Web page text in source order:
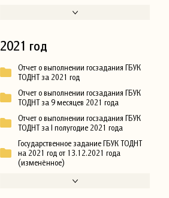
2021 год
Отчет о выполнении госзадания ГБУК
ТОДНТ за 2021 год
Отчет о выполнении госзадания ГБУК
ТОДНТ за 9 месяцев 2021 года
Отчет о выполнении госзадания ГБУК
ТОДНТ за I полугодие 2021 года
Государственное задание ГБУК ТОДНТ
на 2021 год от 13.12.2021 года
(изменённое)